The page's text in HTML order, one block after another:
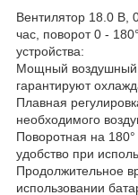
Вентилятор 18.0 В,
час, поворот 0 -
устройства:
Мощный воздушный
гарантируют
Плавная
необходимого
Поворотная на 180°
удобство при
Продолжительное
использовании